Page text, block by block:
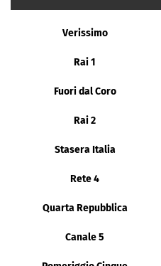
Verissimo
Rai 1
Fuori dal Coro
Rai 2
Stasera Italia
Rete 4
Quarta Repubblica
Canale 5